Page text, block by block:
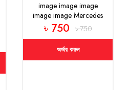
image image image
image image Mercedes
Brand New Sunglasses
For Men
৳ 750 ৳ 750
অর্ডার করুন